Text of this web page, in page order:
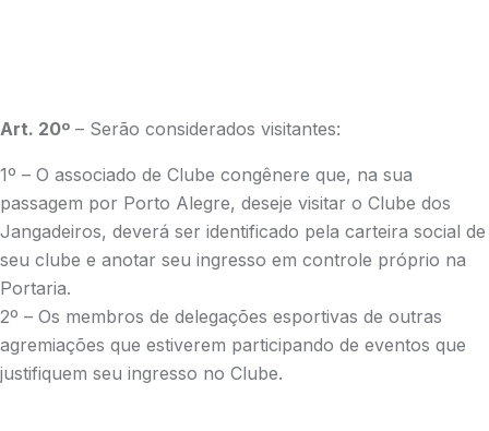
Art. 20º – Serão considerados visitantes:
1º – O associado de Clube congênere que, na sua
passagem por Porto Alegre, deseje visitar o Clube dos
Jangadeiros, deverá ser identificado pela carteira social de
seu clube e anotar seu ingresso em controle próprio na
Portaria.
2º – Os membros de delegações esportivas de outras
agremiações que estiverem participando de eventos que
justifiquem seu ingresso no Clube.